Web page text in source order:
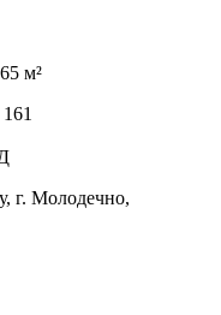
65 м²
г. Молодечно,